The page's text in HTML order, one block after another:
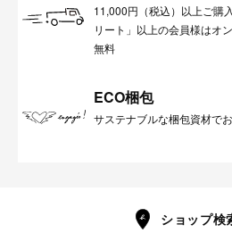
11,000円（税込）以上ご購
リート」以上の会員様はオ
無料
ECO梱包
サステナブルな梱包資材で
ショップ検